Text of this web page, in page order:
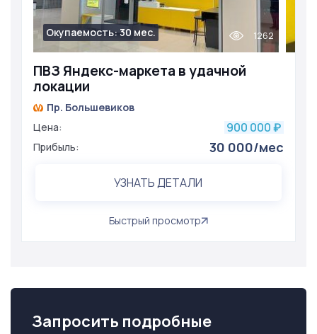
ПВЗ Яндекс-маркета в удачной
локации
Окупаемость: 30 мес. 1262
Пр. Большевиков
Цена:
900 000 ₽
Прибыль: 30 000/мес
УЗНАТЬ ДЕТАЛИ
Быстрый просмотр
Запросить подробные